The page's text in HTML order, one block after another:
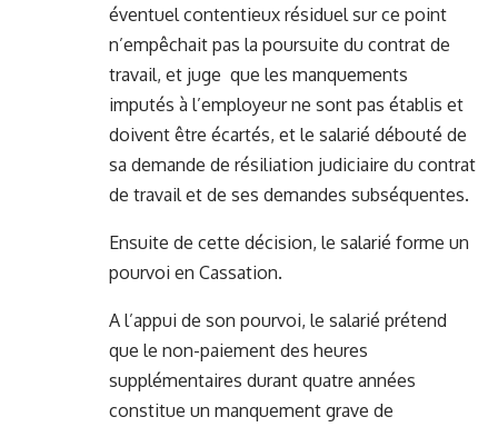
éventuel contentieux résiduel sur ce point
n’empêchait pas la poursuite du contrat de
travail, et juge que les manquements
imputés à l’employeur ne sont pas établis et
doivent être écartés, et le salarié débouté de
sa demande de résiliation judiciaire du contrat
de travail et de ses demandes subséquentes.
Ensuite de cette décision, le salarié forme un
pourvoi en Cassation.
A l’appui de son pourvoi, le salarié prétend
que le non-paiement des heures
supplémentaires durant quatre années
constitue un manquement grave de